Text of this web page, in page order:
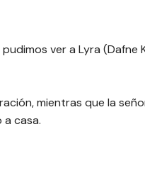
ver a Lyra (Dafne
mientras que la
casa.